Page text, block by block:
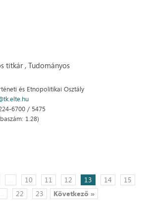
titkár , Tudományos
és Etnopolitikai Osztály
6700 / 5475
1.28)
... 10 11 12 13 14
15
... 22 23 Következő »